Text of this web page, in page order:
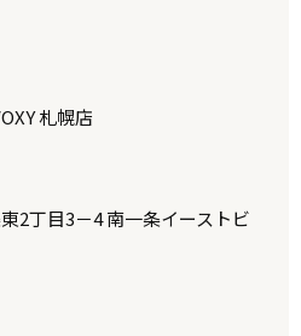
札幌店
2丁目3－4 南一条イーストビ